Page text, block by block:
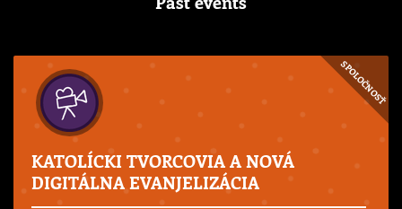
SPOLOČNOSŤ
KATOLÍCKI TVORCOVIA A NOVÁ
DIGITÁLNA EVANJELIZÁCIA